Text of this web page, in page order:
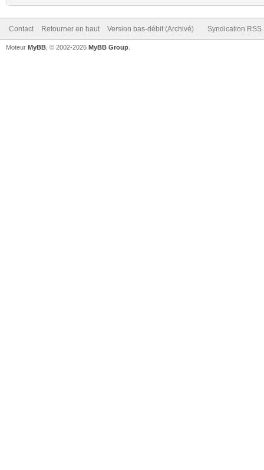
Contact Retourner en haut Version bas-débit (Archivé) Syndication RSS
Moteur MyBB , © 2002-2026 MyBB Group